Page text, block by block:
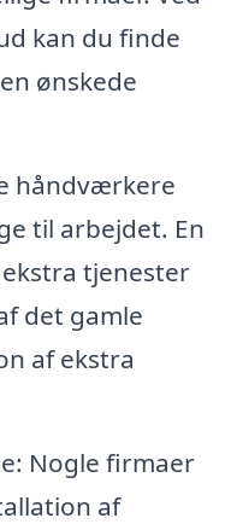
kan du finde
ønskede
håndværkere
til arbejdet. En
tjenester
det gamle
af ekstra
Nogle firmaer
af